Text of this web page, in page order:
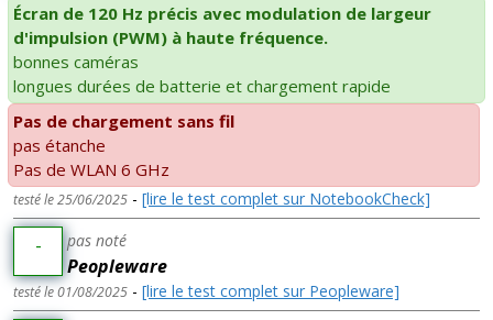
Écran de 120 Hz précis avec modulation de largeur
d'impulsion (PWM) à haute fréquence.
bonnes caméras
longues durées de batterie et chargement rapide
Pas de chargement sans fil
pas étanche
Pas de WLAN 6 GHz
testé le 25/06/2025 - [lire le test complet sur NotebookCheck]
- pas noté
Peopleware
testé le 01/08/2025 - [lire le test complet sur Peopleware]